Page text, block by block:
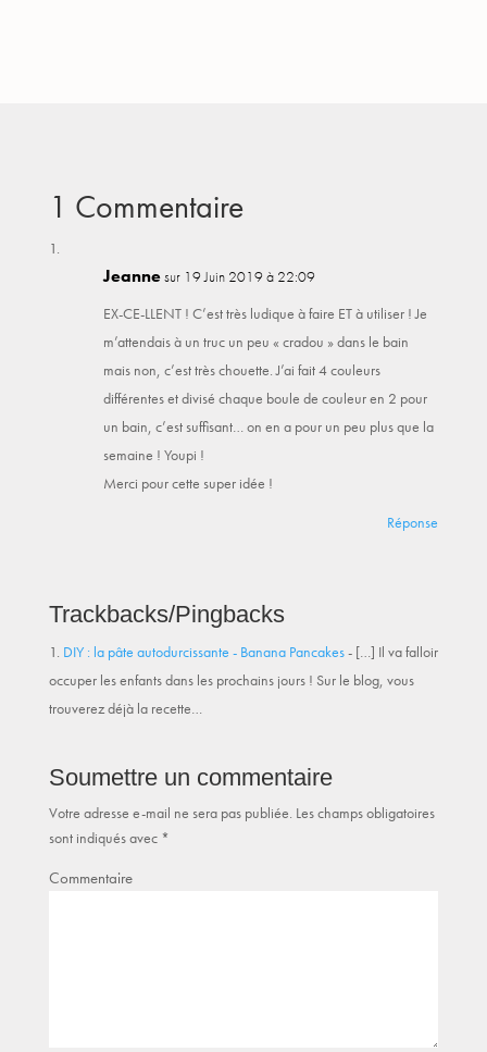
1 Commentaire
Jeannesur 19 Juin 2019 à 22:09
EX-CE-LLENT ! C’est très ludique à faire ET à utiliser ! Je
m’attendais à un truc un peu « cradou » dans le bain
mais non, c’est très chouette. J’ai fait 4 couleurs
différentes et divisé chaque boule de couleur en 2 pour
un bain, c’est suffisant… on en a pour un peu plus que la
semaine ! Youpi !
Merci pour cette super idée !
Réponse
Trackbacks/Pingbacks
DIY : la pâte autodurcissante - Banana Pancakes- […] Il va falloir
occuper les enfants dans les prochains jours ! Sur le blog, vous
trouverez déjà la recette…
Soumettre un commentaire
Votre adresse e-mail ne sera pas publiée. Les champs obligatoires
sont indiqués avec *
Commentaire